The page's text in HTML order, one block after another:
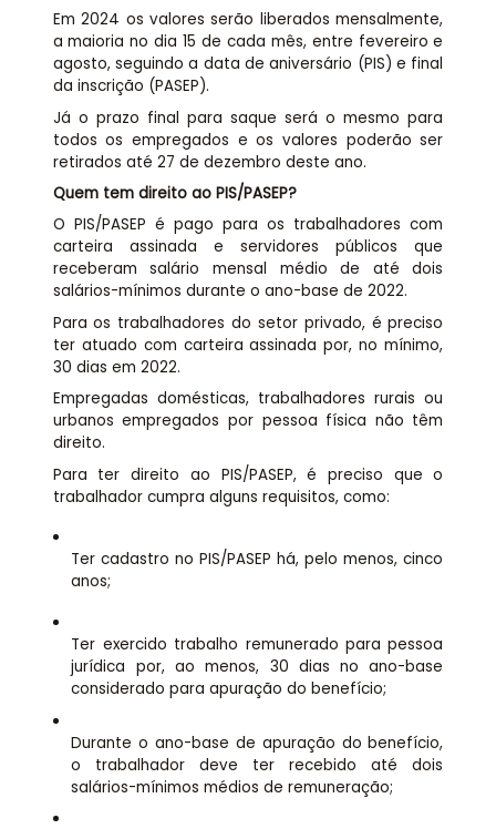
Em 2024 os valores serão liberados mensalmente,
a maioria no dia 15 de cada mês, entre fevereiro e
agosto, seguindo a data de aniversário (PIS) e final
da inscrição (PASEP).
Já o prazo final para saque será o mesmo para
todos os empregados e os valores poderão ser
retirados até 27 de dezembro deste ano.
Quem tem direito ao PIS/PASEP?
O PIS/PASEP é pago para os trabalhadores com
carteira assinada e servidores públicos que
receberam salário mensal médio de até dois
salários-mínimos durante o ano-base de 2022.
Para os trabalhadores do setor privado, é preciso
ter atuado com carteira assinada por, no mínimo,
30 dias em 2022.
Empregadas domésticas, trabalhadores rurais ou
urbanos empregados por pessoa física não têm
direito.
Para ter direito ao PIS/PASEP, é preciso que o
trabalhador cumpra alguns requisitos, como:
Ter cadastro no PIS/PASEP há, pelo menos, cinco
anos;
Ter exercido trabalho remunerado para pessoa
jurídica por, ao menos, 30 dias no ano-base
considerado para apuração do benefício;
Durante o ano-base de apuração do benefício,
o trabalhador deve ter recebido até dois
salários-mínimos médios de remuneração;